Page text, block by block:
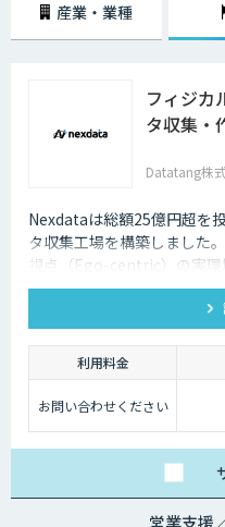
産業・業種
フィジカ
タ収集・
Datatang株
Nexdataは総額25億円超を
タ収集工場を構築しました
視点（Ego-centric）の実環
ら、環境認識・意思決定・
トまで、フィジカルAI開発
ーションを提供いたします。
利用料金
お問い合わせください
営業支援